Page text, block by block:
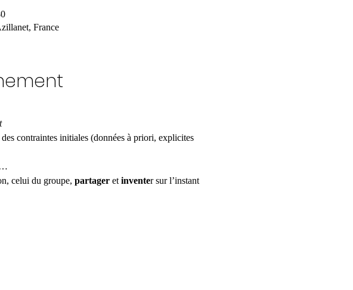
France
contraintes initiales (données à priori, explicites
celui du groupe, partager et inventer sur l’instant